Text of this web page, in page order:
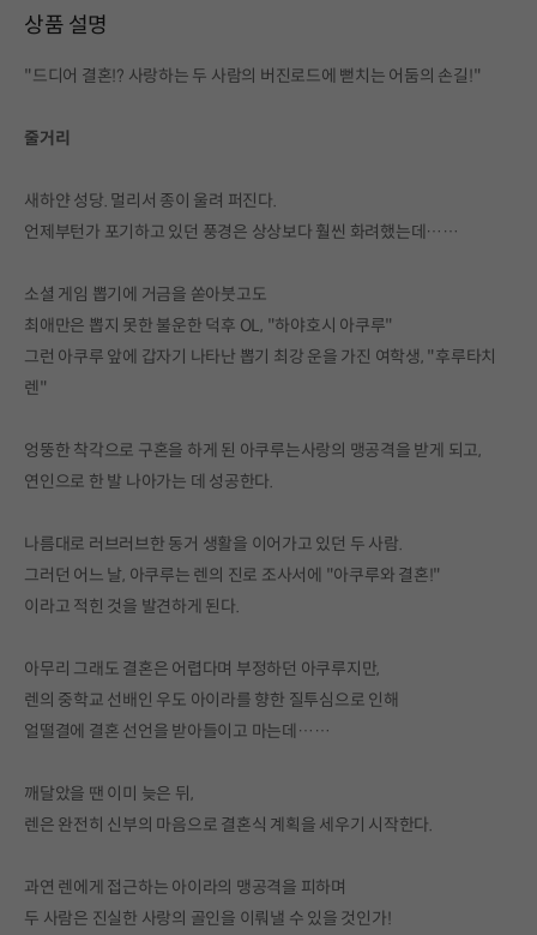
상품 설명
"드디어 결혼!? 사랑하는 두 사람의 버진로드에 뻗치는 어둠의 손길!"
줄거리
새하얀 성당. 멀리서 종이 울려 퍼진다.
언제부턴가 포기하고 있던 풍경은 상상보다 훨씬 화려했는데……
소셜 게임 뽑기에 거금을 쏟아붓고도
최애만은 뽑지 못한 불운한 덕후 OL, "하야호시 아쿠루"
그런 아쿠루 앞에 갑자기 나타난 뽑기 최강 운을 가진 여학생, "후루타치
렌"
엉뚱한 착각으로 구혼을 하게 된 아쿠루는사랑의 맹공격을 받게 되고,
연인으로 한 발 나아가는 데 성공한다.
나름대로 러브러브한 동거 생활을 이어가고 있던 두 사람.
그러던 어느 날, 아쿠루는 렌의 진로 조사서에 "아쿠루와 결혼!"
이라고 적힌 것을 발견하게 된다.
아무리 그래도 결혼은 어렵다며 부정하던 아쿠루지만,
렌의 중학교 선배인 우도 아이라를 향한 질투심으로 인해
얼떨결에 결혼 선언을 받아들이고 마는데……
깨달았을 땐 이미 늦은 뒤,
렌은 완전히 신부의 마음으로 결혼식 계획을 세우기 시작한다.
과연 렌에게 접근하는 아이라의 맹공격을 피하며
두 사람은 진실한 사랑의 골인을 이뤄낼 수 있을 것인가!